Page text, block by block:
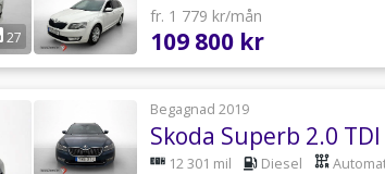
27
fr. 1 779 kr/mån
109 800 kr
Begagnad 2019
12 301 mil Diesel